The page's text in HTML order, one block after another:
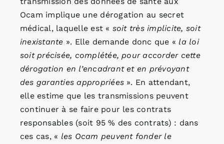
Ocam implique une dérogation au secret
médical, laquelle est « soit très implicite, soit
inexistante ». Elle demande donc que « la loi
soit précisée, complétée, pour accorder cette
dérogation en l’encadrant et en prévoyant
des garanties appropriées ». En attendant,
elle estime que les transmissions peuvent
continuer à se faire pour les contrats
responsables (soit 95 % des contrats) : dans
ces cas, « les Ocam peuvent fonder le